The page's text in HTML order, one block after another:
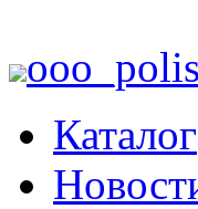
Каталог